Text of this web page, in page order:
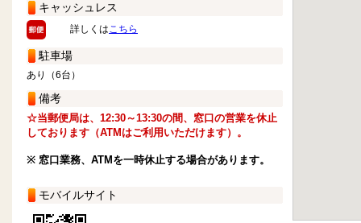
キャッシュレス
詳しくはこちら
駐車場
あり（6台）
備考
☆当郵便局は、12:30～13:30の間、窓口の営業を休止
しております（ATMはご利用いただけます）。
※ 窓口業務、ATMを一時休止する場合があります。
モバイルサイト